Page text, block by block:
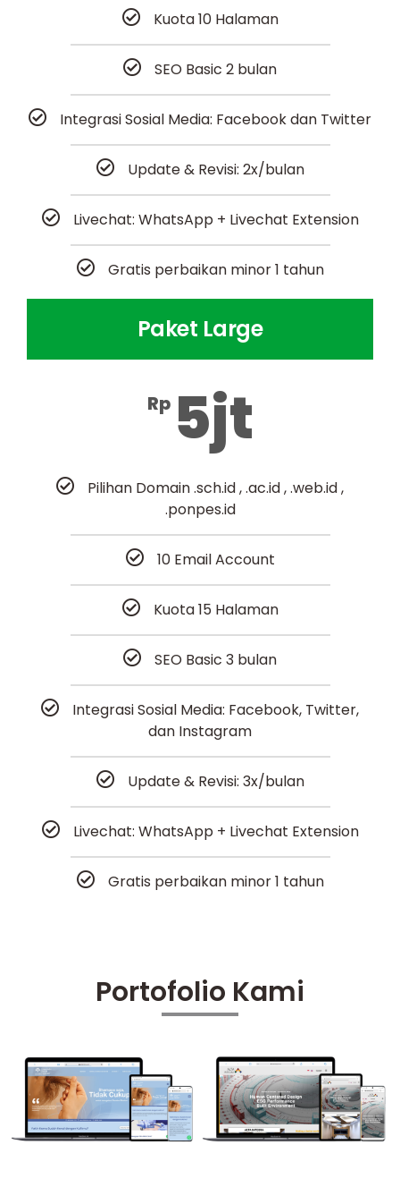
Kuota 10 Halaman
SEO Basic 2 bulan
Integrasi Sosial Media: Facebook dan Twitter
Update & Revisi: 2x/bulan
Livechat: WhatsApp + Livechat Extension
Gratis perbaikan minor 1 tahun
Paket Large
Rp 5jt
Pilihan Domain .sch.id , .ac.id , .web.id ,
.ponpes.id
10 Email Account
Kuota 15 Halaman
SEO Basic 3 bulan
Integrasi Sosial Media: Facebook, Twitter,
dan Instagram
Update & Revisi: 3x/bulan
Livechat: WhatsApp + Livechat Extension
Gratis perbaikan minor 1 tahun
Portofolio Kami